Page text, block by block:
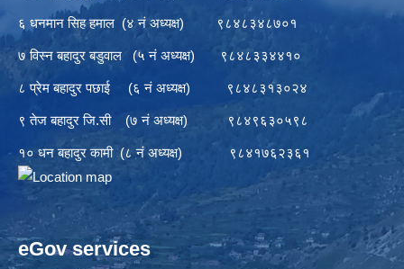
६ धनमान सिह हमाल (४ नं अध्यक्ष) ९८४८३४८७०१
७ विस्न बहादुर बडुवाल (५ नं अध्यक्ष) ९८४८३३४४१०
८ प्रेम बहादुर पछाई (६ नं अध्यक्ष) ९८४८३१३०२४
९ तेज बहादुर जि.सी (७ नं अध्यक्ष) ९८४९६३०५९८
१० धन बहादुर कामी (८ नं अध्यक्ष) ९८४१७६२३६१
eGov services